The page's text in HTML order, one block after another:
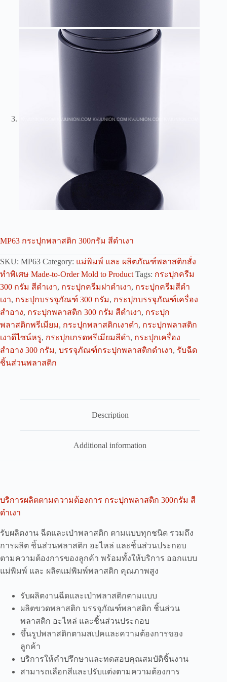
MP63 กระปุกพลาสติก 300กรัม สีดำเงา
SKU: MP63 Category: แม่พิมพ์ และ ผลิตภัณฑ์พลาสติกสั่ง
ทำพิเศษ Made-to-Order Mold to Product Tags: กระปุกครีม
300 กรัม สีดำเงา, กระปุกครีมฝาดำเงา, กระปุกครีมสีดำ
เงา, กระปุกบรรจุภัณฑ์ 300 กรัม, กระปุกบรรจุภัณฑ์เครื่อง
สำอาง, กระปุกพลาสติก 300 กรัม สีดำเงา, กระปุก
พลาสติกพรีเมียม, กระปุกพลาสติกเงาดำ, กระปุกพลาสติก
เงาดีไซน์หรู, กระปุกเกรดพรีเมียมสีดำ, กระปุกเครื่อง
สำอาง 300 กรัม, บรรจุภัณฑ์กระปุกพลาสติกดำเงา, รับฉีด
ชิ้นส่วนพลาสติก
Description
Additional information
บริการผลิตตามความต้องการ กระปุกพลาสติก 300กรัม สี
ดำเงา
รับผลิตงาน ฉีดและเป่าพลาสติก ตามแบบทุกชนิด รวมถึง
การผลิต ชิ้นส่วนพลาสติก อะไหล่ และชิ้นส่วนประกอบ
ตามความต้องการของลูกค้า พร้อมทั้งให้บริการ ออกแบบ
แม่พิมพ์ และ ผลิตแม่พิมพ์พลาสติก คุณภาพสูง
รับผลิตงานฉีดและเป่าพลาสติกตามแบบ
ผลิตขวดพลาสติก บรรจุภัณฑ์พลาสติก ชิ้นส่วน
พลาสติก อะไหล่ และชิ้นส่วนประกอบ
ขึ้นรูปพลาสติกตามสเปคและความต้องการของ
ลูกค้า
บริการให้คำปรึกษาและทดสอบคุณสมบัติชิ้นงาน
สามารถเลือกสีและปรับแต่งตามความต้องการ